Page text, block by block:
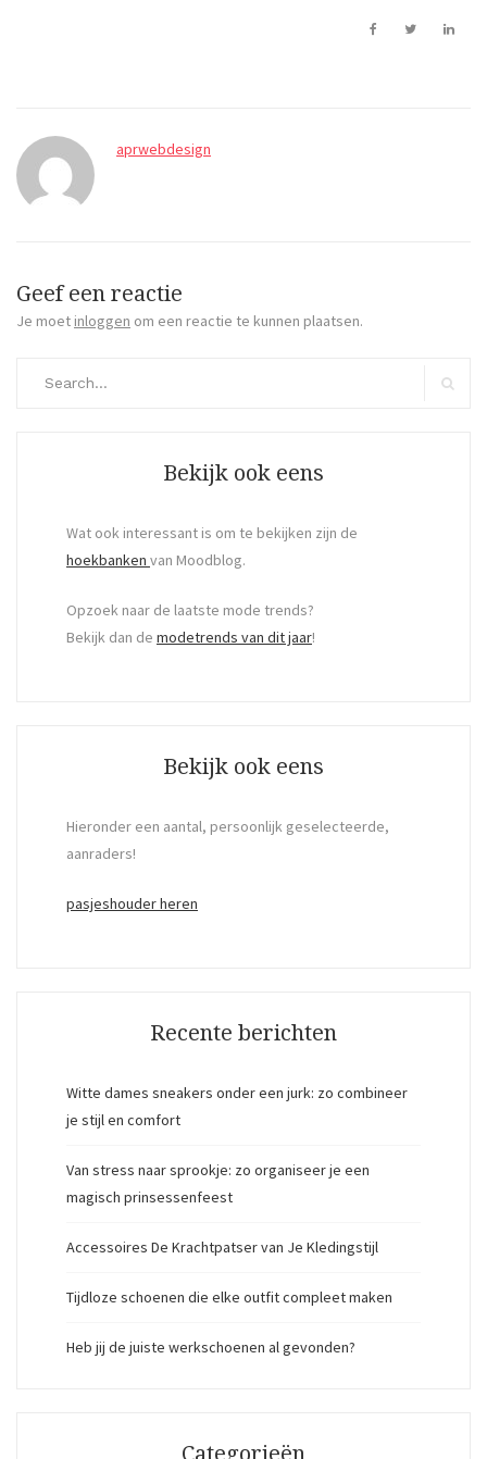
aprwebdesign
Geef een reactie
Je moet inloggen om een reactie te kunnen plaatsen.
Bekijk ook eens
Wat ook interessant is om te bekijken zijn de
hoekbanken van Moodblog.
Opzoek naar de laatste mode trends?
Bekijk dan de modetrends van dit jaar!
Bekijk ook eens
Hieronder een aantal, persoonlijk geselecteerde,
aanraders!
pasjeshouder heren
Recente berichten
Witte dames sneakers onder een jurk: zo combineer
je stijl en comfort
Van stress naar sprookje: zo organiseer je een
magisch prinsessenfeest
Accessoires De Krachtpatser van Je Kledingstijl
Tijdloze schoenen die elke outfit compleet maken
Heb jij de juiste werkschoenen al gevonden?